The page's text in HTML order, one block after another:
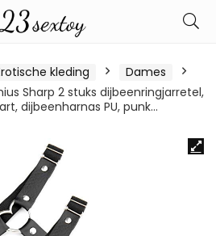
kleding
Dames
Sharp 2 stuks dijbeenringjarretel,
dijbeenharnas PU, punk…